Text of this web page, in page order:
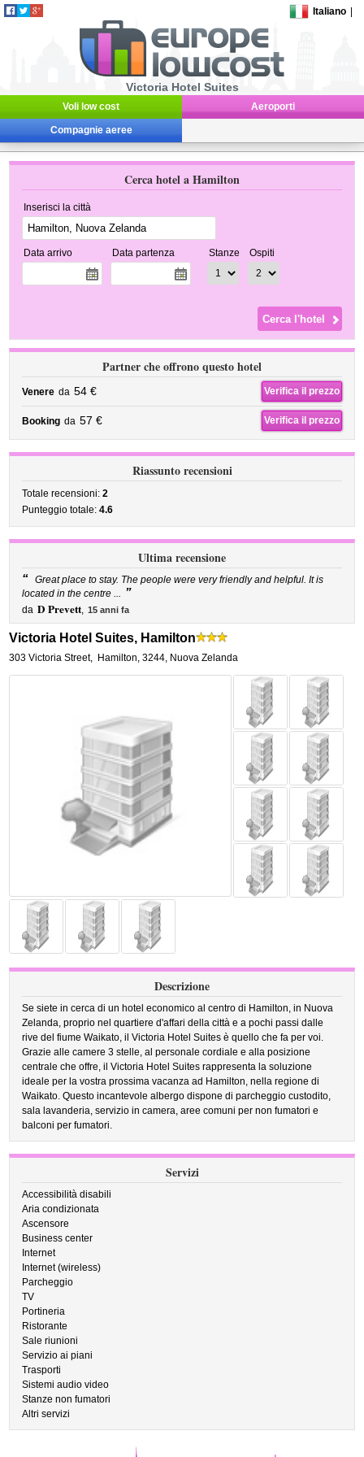
Italiano
Victoria Hotel Suites
Voli low cost Aeroporti
Compagnie aeree
Cerca hotel a Hamilton
Inserisci la città
Data arrivo Data partenza Stanze Ospiti
Partner che offrono questo hotel
Venere da 54 € Verifica il prezzo
Booking da 57 € Verifica il prezzo
Riassunto recensioni
Totale recensioni:2
Punteggio totale:4.6
Ultima recensione
“ Great place to stay. The people were very friendly and helpful. It is
located in the centre ... ”
da D Prevett, 15 anni fa
Victoria Hotel Suites, Hamilton
303 Victoria Street, Hamilton,3244, Nuova Zelanda
Descrizione
Se siete in cerca di un hotel economico al centro di Hamilton, in Nuova
Zelanda, proprio nel quartiere d'affari della città e a pochi passi dalle
rive del fiume Waikato, il Victoria Hotel Suites è quello che fa per voi.
Grazie alle camere 3 stelle, al personale cordiale e alla posizione
centrale che offre, il Victoria Hotel Suites rappresenta la soluzione
ideale per la vostra prossima vacanza ad Hamilton, nella regione di
Waikato. Questo incantevole albergo dispone di parcheggio custodito,
sala lavanderia, servizio in camera, aree comuni per non fumatori e
balconi per fumatori.
Servizi
Accessibilità disabili
Aria condizionata
Ascensore
Business center
Internet
Internet (wireless)
Parcheggio
TV
Portineria
Ristorante
Sale riunioni
Servizio ai piani
Trasporti
Sistemi audio video
Stanze non fumatori
Altri servizi